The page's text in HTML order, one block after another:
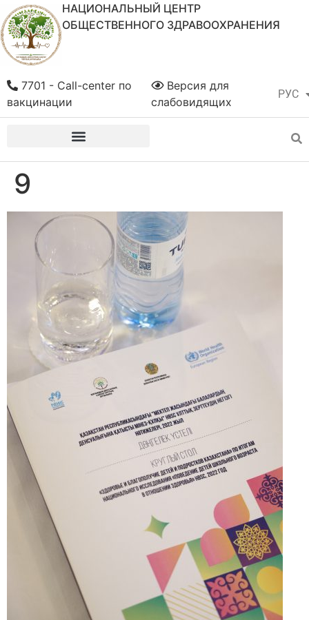
НАЦИОНАЛЬНЫЙ ЦЕНТР
ОБЩЕСТВЕННОГО ЗДРАВООХРАНЕНИЯ
РУС
ҚАЗ
Версия для
слабовидящих
7701 - Call-center по
вакцинации
9